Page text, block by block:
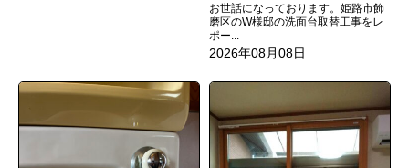
お世話になっております。姫路市飾
磨区のW様邸の洗面台取替工事をレ
ポー...
2026年08月08日